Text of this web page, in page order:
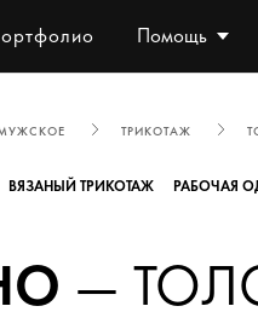
Помощь
ТРИКОТАЖ
ВЯЗАНЫЙ ТРИКОТАЖ РАБОЧАЯ
—